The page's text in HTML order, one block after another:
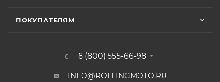
ПОКУПАТЕЛЯМ
8 (800) 555-66-98
INFO@ROLLINGMOTO.RU